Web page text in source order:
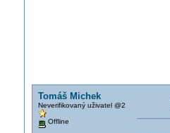
Tomáš Michek
Neverifikovaný uživatel @2
Offline